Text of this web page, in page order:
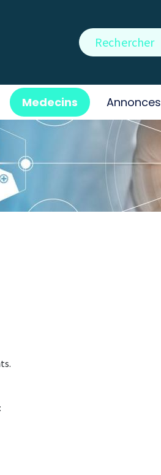
Rechercher
Medecins Annonces